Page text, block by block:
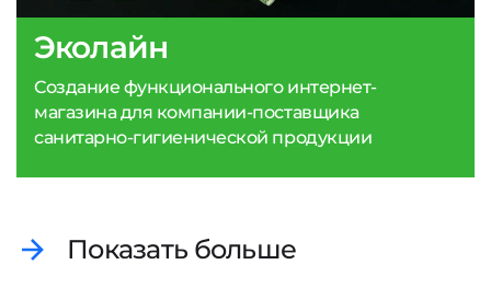
Эколайн
Создание функционального интернет-
магазина для компании-поставщика
санитарно-гигиенической продукции
Показать больше